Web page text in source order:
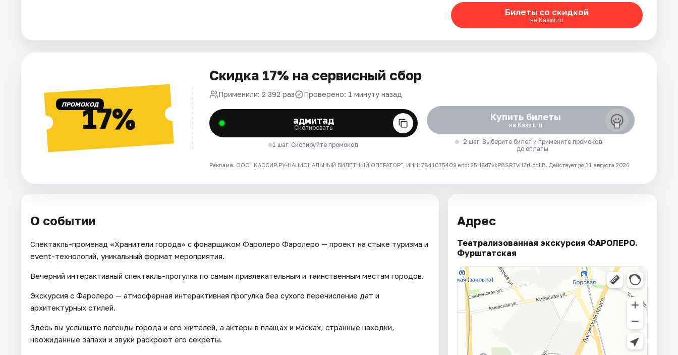
Артисты
Рейтинги
Билеты со скидкой
на Kassir.ru
ПРОМОКОД17%
Скидка 17% на сервисный сбор
Применили: 2 392 раз Проверено: 1 минуту назад
адмитад
Скопировать
1 шаг. Скопируйте промокод
Купить билеты
на Kassir.ru
2 шаг. Выберите билет и примените промокод
до оплаты
Реклама. ООО "КАССИР.РУ-НАЦИОНАЛЬНЫЙ БИЛЕТНЫЙ ОПЕРАТОР", ИНН: 7841075409 erid: 25H8d7vbP8SRTvHZrUcdLB. Действует до 31 августа 2026
О событии
Спектакль-променад «Хранители города» с фонарщиком Фаролеро Фаролеро — проект на стыке туризма и
event-технологий, уникальный формат мероприятия.
Вечерний интерактивный спектакль-прогулка по самым привлекательным и таинственным местам городов.
Экскурсия с Фаролеро — атмосферная интерактивная прогулка без сухого перечисление дат и
архитектурных стилей.
Здесь вы услышите легенды города и его жителей, а актёры в плащах и масках, странные находки,
неожиданные запахи и звуки раскроют его секреты.
Адрес
Театрализованная экскурсия ФАРОЛЕРО.
Фурштатская